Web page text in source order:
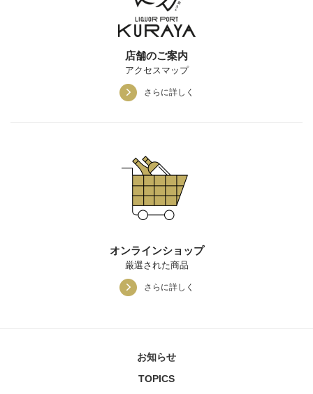
店舗のご案内
アクセスマップ
さらに詳しく
オンラインショップ
厳選された商品
さらに詳しく
お知らせ
TOPICS